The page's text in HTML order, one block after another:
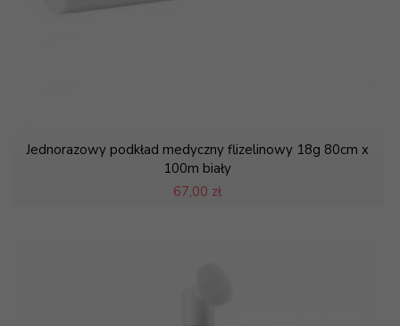
Jednorazowy podkład medyczny flizelinowy 18g 80cm x
100m biały
67,00 zł